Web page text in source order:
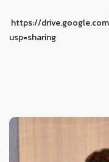
https://
usp=sharing